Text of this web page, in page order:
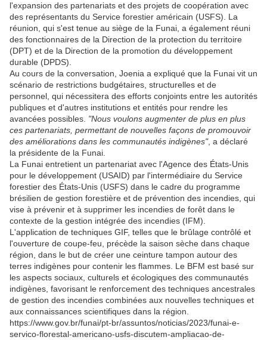
l'expansion des partenariats et des projets de coopération avec
des représentants du Service forestier américain (USFS). La
réunion, qui s'est tenue au siège de la Funai, a également réuni
des fonctionnaires de la Direction de la protection du territoire
(DPT) et de la Direction de la promotion du développement
durable (DPDS).
Au cours de la conversation, Joenia a expliqué que la Funai vit un
scénario de restrictions budgétaires, structurelles et de
personnel, qui nécessitera des efforts conjoints entre les autorités
publiques et d'autres institutions et entités pour rendre les
avancées possibles. "Nous voulons augmenter de plus en plus
ces partenariats, permettant de nouvelles façons de promouvoir
des améliorations dans les communautés indigènes", a déclaré
la présidente de la Funai.
La Funai entretient un partenariat avec l'Agence des États-Unis
pour le développement (USAID) par l'intermédiaire du Service
forestier des États-Unis (USFS) dans le cadre du programme
brésilien de gestion forestière et de prévention des incendies, qui
vise à prévenir et à supprimer les incendies de forêt dans le
contexte de la gestion intégrée des incendies (IFM).
L'application de techniques GIF, telles que le brûlage contrôlé et
l'ouverture de coupe-feu, précède la saison sèche dans chaque
région, dans le but de créer une ceinture tampon autour des
terres indigènes pour contenir les flammes. Le BFM est basé sur
les aspects sociaux, culturels et écologiques des communautés
indigènes, favorisant le renforcement des techniques ancestrales
de gestion des incendies combinées aux nouvelles techniques et
aux connaissances scientifiques dans la région.
https://www.gov.br/funai/pt-br/assuntos/noticias/2023/funai-e-
servico-florestal-americano-usfs-discutem-ampliacao-de-